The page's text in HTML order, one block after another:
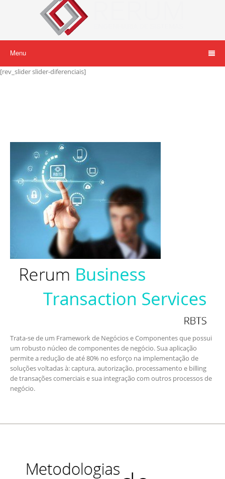
Menu
[rev_slider slider-diferenciais]
Trata-se de um Framework de Negócios e Componentes que possui
um robusto núcleo de componentes de negócio. Sua aplicação
permite a redução de até 80% no esforço na implementação de
soluções voltadas à: captura, autorização, processamento e billing
de transações comerciais e sua integração com outros processos de
negócio.